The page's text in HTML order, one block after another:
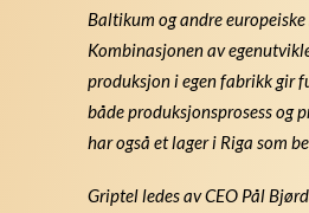
Baltikum og andre europeiske
Kombinasjonen av
produksjon i egen fabrikk gir
både produksjonsprosess og
har også et lager i Riga som
Griptel ledes av CEO Pål